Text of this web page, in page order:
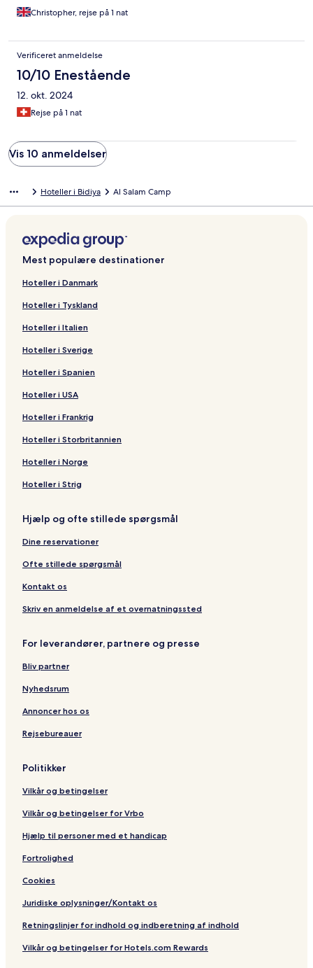
Christopher, rejse på 1 nat
Verificeret anmeldelse
10/10 Enestående
12. okt. 2024
Rejse på 1 nat
Vis 10 anmeldelser
Hoteller i Bidiya Al Salam Camp
Mest populære destinationer
Hoteller i Danmark
Hoteller i Tyskland
Hoteller i Italien
Hoteller i Sverige
Hoteller i Spanien
Hoteller i USA
Hoteller i Frankrig
Hoteller i Storbritannien
Hoteller i Norge
Hoteller i Strig
Hjælp og ofte stillede spørgsmål
Dine reservationer
Ofte stillede spørgsmål
Kontakt os
Skriv en anmeldelse af et overnatningssted
For leverandører, partnere og presse
Bliv partner
Nyhedsrum
Annoncer hos os
Rejsebureauer
Politikker
Vilkår og betingelser
Vilkår og betingelser for Vrbo
Hjælp til personer med et handicap
Fortrolighed
Cookies
Juridiske oplysninger/Kontakt os
Retningslinjer for indhold og indberetning af indhold
Vilkår og betingelser for Hotels.com Rewards